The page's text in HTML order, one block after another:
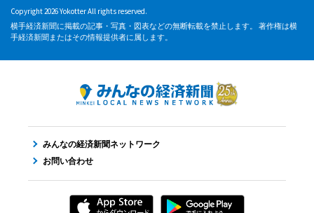
Copyright 2026 Yokotter All rights reserved.
横手経済新聞に掲載の記事・写真・図表などの無断転載を禁止します。 著作権は横
手経済新聞またはその情報提供者に属します。
みんなの経済新聞ネットワーク
お問い合わせ